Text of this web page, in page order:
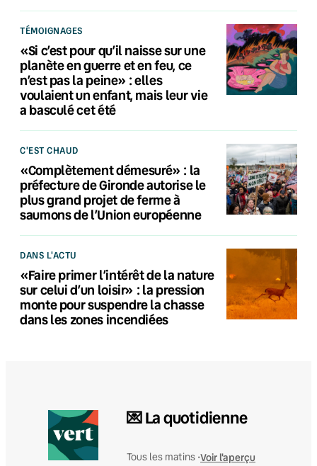
TÉMOIGNAGES
«Si c’est pour qu’il naisse sur une
planète en guerre et en feu, ce
n’est pas la peine» : elles
voulaient un enfant, mais leur vie
a basculé cet été
C'EST CHAUD
«Complètement démesuré» : la
préfecture de Gironde autorise le
plus grand projet de ferme à
saumons de l’Union européenne
DANS L'ACTU
«Faire primer l’intérêt de la nature
sur celui d’un loisir» : la pression
monte pour suspendre la chasse
dans les zones incendiées
💌 La quotidienne
Tous les matins •Voir l'aperçu